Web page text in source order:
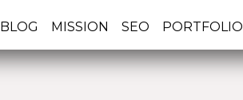
BLOG MISSION SEO PORTFOLIO